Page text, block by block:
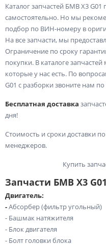
Каталог запчастей БМВ X3 G01
самостоятельно. Но мы
подбор по ВИН-номеру в
На все запчасти, мы
Ограничение по сроку
покупки. В каталоге
которые у нас есть. По
G01 с разборки звоните нам
Бесплатная доставка
дня!
Стоимость и сроки доставки
менеджеров.
Купить
Запчасти БМВ X3
Двигатель:
-Абсорбер (фильтр угольный)
- Башмак натяжителя
- Блок двигателя
- Болт головки блока